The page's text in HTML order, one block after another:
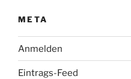
META
Anmelden
Eintrags-Feed